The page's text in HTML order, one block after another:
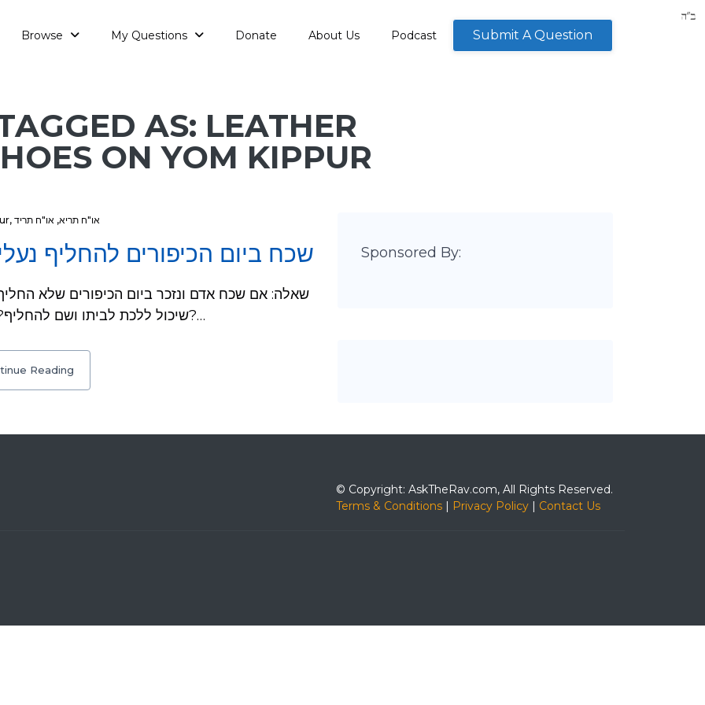
Browse My Questions Donate About Us Podcast Submit A Question
AS: LEATHER
ON YOM KIPPUR
, או"ח תריא, או"ח תריד
שכח ביום הכיפורים להחליף
שיכול ללכת לביתו ושם להחליף? והאם יש חילוק בין לפני צאת כוכבים לאחרי?…
Reading
Sponsored By:
© Copyright: AskTheRav.com, All Rights Reserved.
Terms & Conditions | Privacy Policy | Contact Us